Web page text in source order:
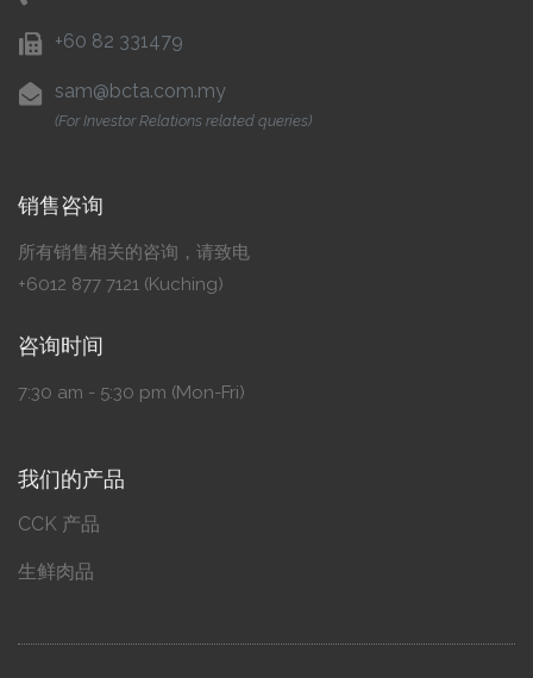
+60 82 331479
sam@bcta.com.my
(For Investor Relations related queries)
销售咨询
所有销售相关的咨询，请致电
+6012 877 7121 (Kuching)
咨询时间
7:30 am - 5:30 pm (Mon-Fri)
我们的产品
CCK 产品
生鲜肉品